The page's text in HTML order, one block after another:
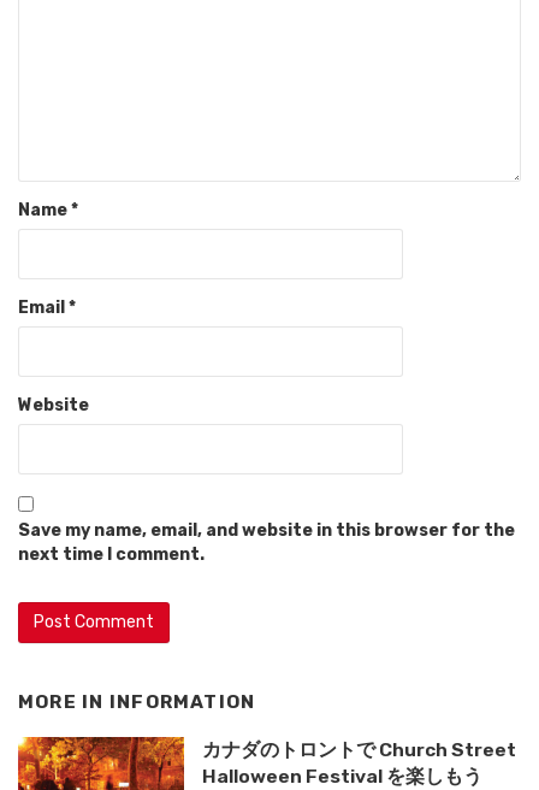
Name*
Email*
Website
Save my name, email, and website in this browser for the
next time I comment.
MORE IN INFORMATION
カナダのトロントで Church Street
Halloween Festival を楽しもう